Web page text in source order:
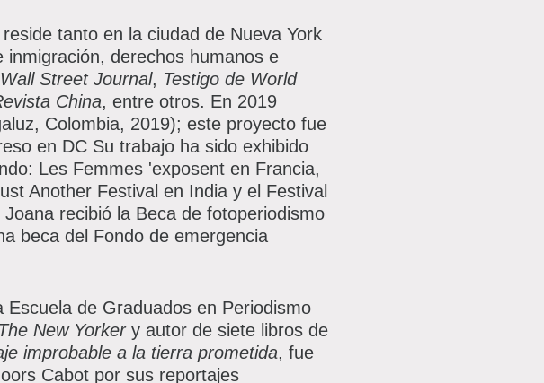
tanto en la ciudad de Nueva York
derechos humanos e
Wall Street Journal, Testigo de World
China, entre otros. En 2019
Colombia, 2019); este proyecto fue
en DC Su trabajo ha sido exhibido
Les Femmes 'exposent en Francia,
Another Festival en India y el Festival
recibió la Beca de fotoperiodismo
beca del Fondo de emergencia
Escuela de Graduados en Periodismo
The New Yorker y autor de siete libros de
improbable a la tierra prometida, fue
Cabot por sus reportajes